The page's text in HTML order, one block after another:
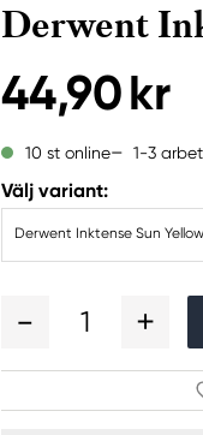
Derwent
44,90 kr
10 st online 1-3
Välj variant:
Derwent Inktense Sun Yellow
1